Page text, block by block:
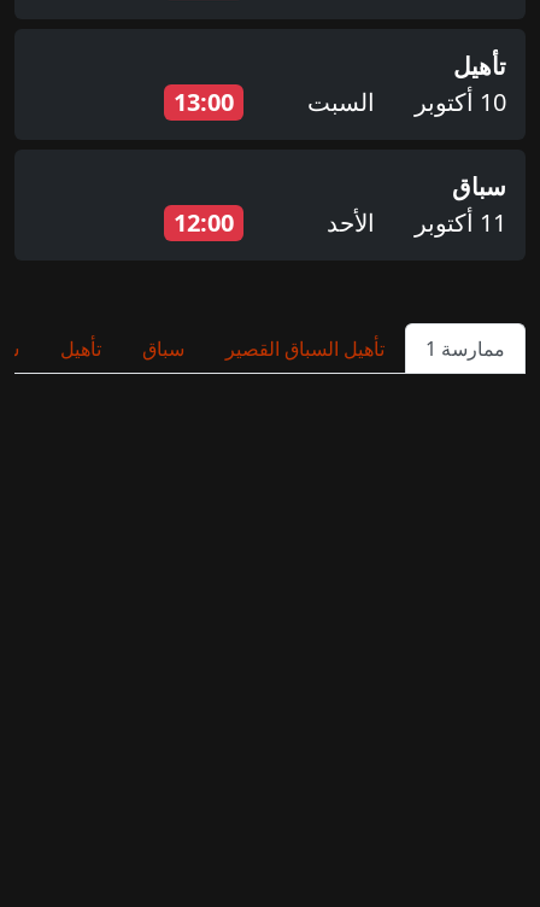
تأهيل
10 أكتوبر
السبت 13:00
سباق
11 أكتوبر
الأحد 12:00
ممارسة 1 تأهيل السباق القصير سباق تأهيل